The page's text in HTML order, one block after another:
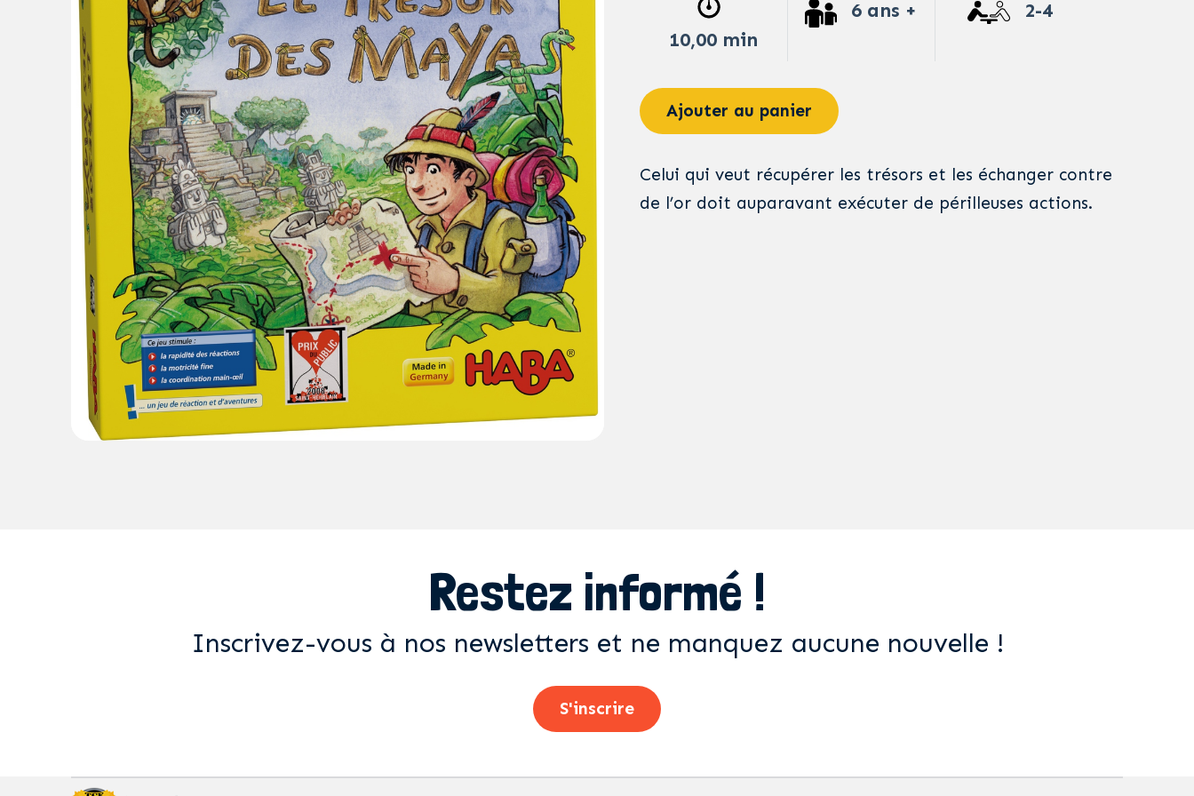
10,00 min
6 ans + 2-4
Ajouter au panier
Celui qui veut récupérer les trésors et les échanger contre
de l’or doit auparavant exécuter de périlleuses actions.
Restez informé !
Inscrivez-vous à nos newsletters et ne manquez aucune nouvelle !
S'inscrire